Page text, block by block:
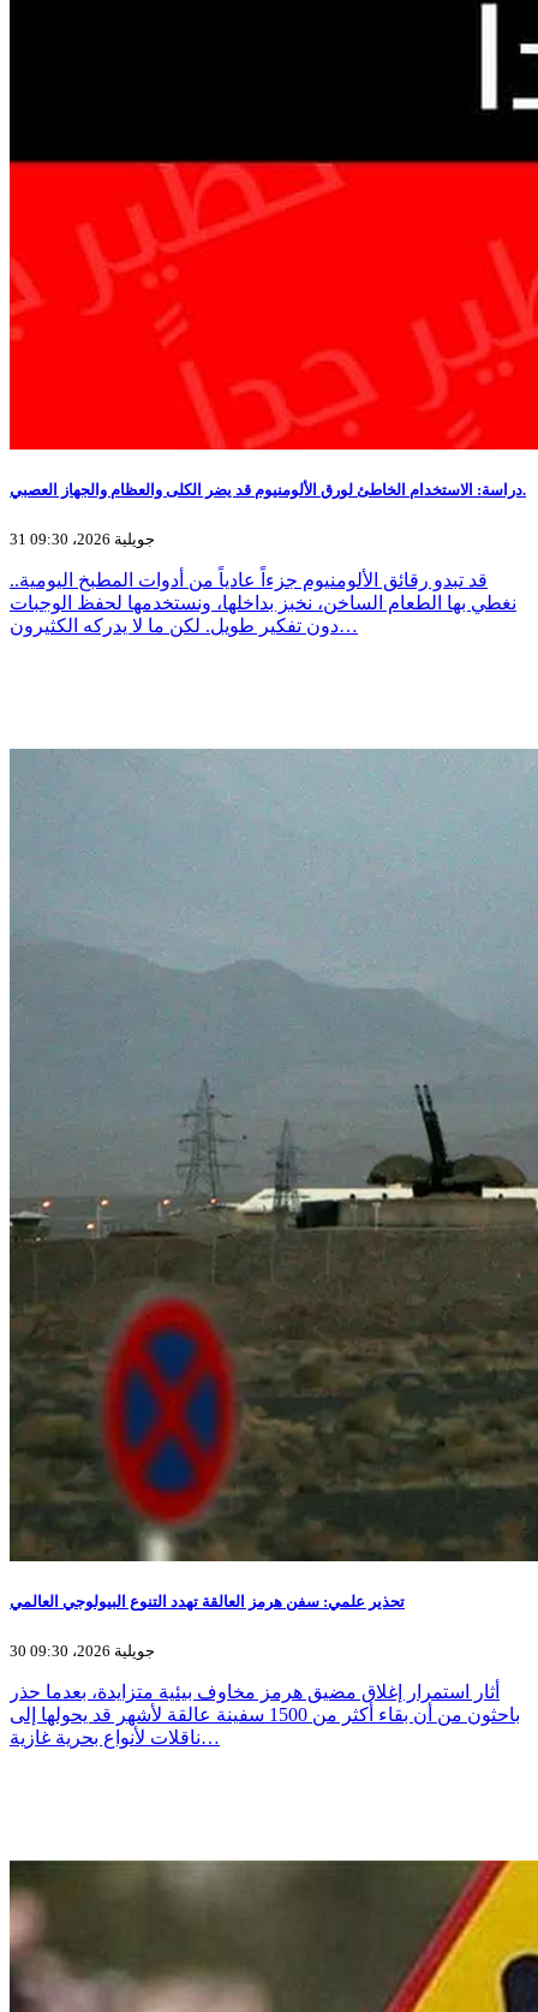
دراسة: الاستخدام الخاطئ لورق الألومنيوم قد يضر الكلى والعظام والجهاز العصبي.
31 جويلية 2026، 09:30
قد تبدو رقائق الألومنيوم جزءاً عادياً من أدوات المطبخ اليومية..
نغطي بها الطعام الساخن، نخبز بداخلها، ونستخدمها لحفظ الوجبات
دون تفكير طويل. لكن ما لا يدركه الكثيرون…
تحذير علمي: سفن هرمز العالقة تهدد التنوع البيولوجي العالمي
30 جويلية 2026، 09:30
أثار استمرار إغلاق مضيق هرمز مخاوف بيئية متزايدة، بعدما حذر
باحثون من أن بقاء أكثر من 1500 سفينة عالقة لأشهر قد يحولها إلى
ناقلات لأنواع بحرية غازية…